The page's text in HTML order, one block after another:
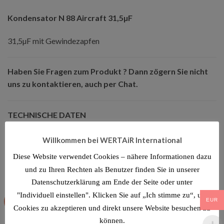
Kondensator N 88 Aircraft 31,5µF
31,5µF mit Gewindezapfen
Haben Sie Fragen zum Produkt ? Dann zögern Sie nicht
uns zu kontaktieren, auch per Chat.
TECHNISCHE DATEN
ÄHNLICHE PRODUKTE
Willkommen bei WERTAiR International
Diese Website verwendet Cookies – nähere Informationen dazu
und zu Ihren Rechten als Benutzer finden Sie in unserer
Datenschutzerklärung am Ende der Seite oder unter
"Individuell einstellen". Klicken Sie auf „Ich stimme zu“, um
Cookies zu akzeptieren und direkt unsere Website besuchen zu
können.
EUR